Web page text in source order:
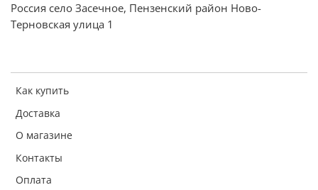
Как купить
Доставка
О магазине
Контакты
Оплата
Россия село Засечное, Пензенский район Ново-
Терновская улица 1